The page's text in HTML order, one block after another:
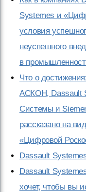
Systemes и
условия
неуспешного
в
Что о
АСКОН, Dassault
Системы и
рассказано на
«Цифровой
Dassault
Dassault
хочет, чтобы вы